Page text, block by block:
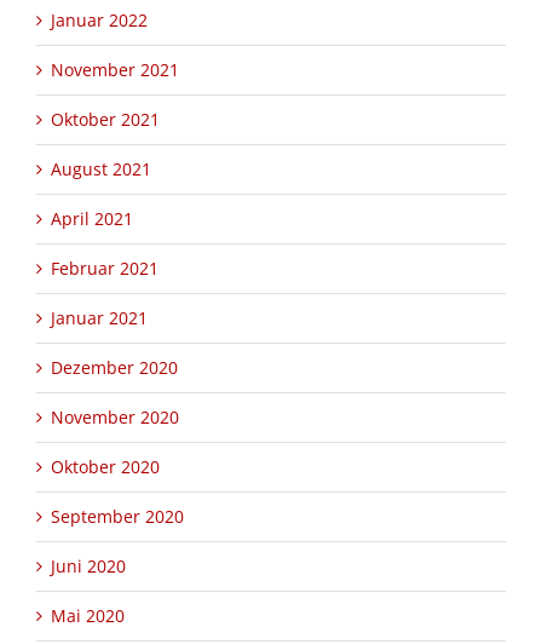
Januar 2022
November 2021
Oktober 2021
August 2021
April 2021
Februar 2021
Januar 2021
Dezember 2020
November 2020
Oktober 2020
September 2020
Juni 2020
Mai 2020